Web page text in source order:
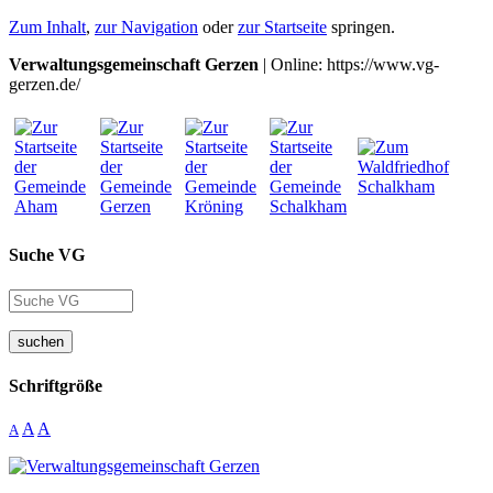
Zum Inhalt, zur Navigation oderzur Startseite springen.
Verwaltungsgemeinschaft Gerzen | Online: https://www.vg-
gerzen.de/
Suche VG
suchen
Schriftgröße
A A A